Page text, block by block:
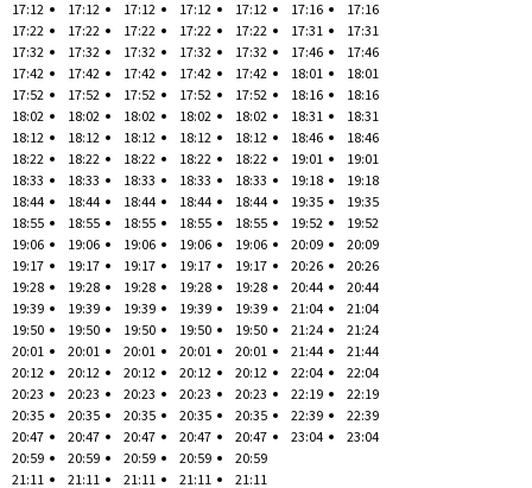
17:12
17:22
17:32
17:42
17:52
18:02
18:12
18:22
18:33
18:44
18:55
19:06
19:17
19:28
19:39
19:50
20:01
20:12
20:23
20:35
20:47
20:59
21:11
17:12
17:22
17:32
17:42
17:52
18:02
18:12
18:22
18:33
18:44
18:55
19:06
19:17
19:28
19:39
19:50
20:01
20:12
20:23
20:35
20:47
20:59
21:11
17:12
17:22
17:32
17:42
17:52
18:02
18:12
18:22
18:33
18:44
18:55
19:06
19:17
19:28
19:39
19:50
20:01
20:12
20:23
20:35
20:47
20:59
21:11
17:12
17:22
17:32
17:42
17:52
18:02
18:12
18:22
18:33
18:44
18:55
19:06
19:17
19:28
19:39
19:50
20:01
20:12
20:23
20:35
20:47
20:59
21:11
17:12
17:22
17:32
17:42
17:52
18:02
18:12
18:22
18:33
18:44
18:55
19:06
19:17
19:28
19:39
19:50
20:01
20:12
20:23
20:35
20:47
20:59
21:11
17:16
17:31
17:46
18:01
18:16
18:31
18:46
19:01
19:18
19:35
19:52
20:09
20:26
20:44
21:04
21:24
21:44
22:04
22:19
22:39
23:04
17:16
17:31
17:46
18:01
18:16
18:31
18:46
19:01
19:18
19:35
19:52
20:09
20:26
20:44
21:04
21:24
21:44
22:04
22:19
22:39
23:04